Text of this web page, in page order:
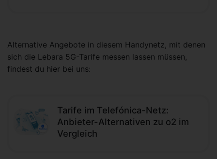
Alternative Angebote in diesem Handynetz, mit denen
sich die Lebara 5G-Tarife messen lassen müssen,
findest du hier bei uns:
Tarife im Telefónica-Netz:
Anbieter-Alternativen zu o2 im
Vergleich